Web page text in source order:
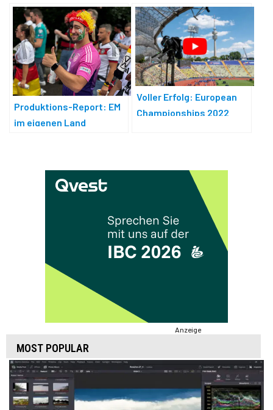
Produktions-Report: EM
im eigenen Land
Voller Erfolg: European
Championships 2022
Anzeige
MOST POPULAR